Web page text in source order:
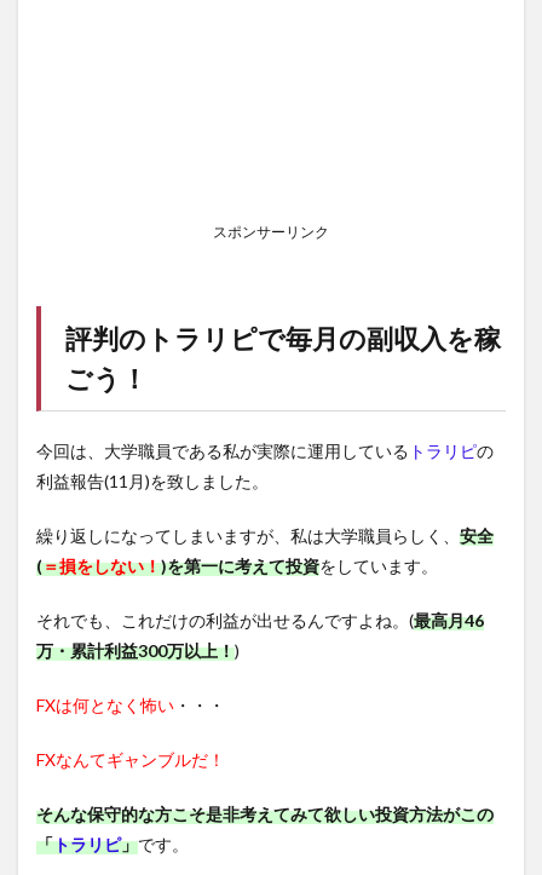
スポンサーリンク
評判の トラリピで毎月の副収入を稼
ごう！
今回は、大学職員である私が実際に運用している トラリピの
利益報告(11月)を致しました。
繰り返しになってしまいますが、私は大学職員らしく、 安全
(＝損をしない！)を第一に考えて投資をしています。
それでも、これだけの利益が出せるんですよね。(最高月46
万・累計利益300万以上！)
FXは何となく怖い ・・・
FXなんてギャンブルだ！
そんな保守的な方こそ是非考えてみて欲しい投資方法がこの
「トラリピ」です。